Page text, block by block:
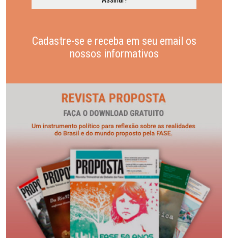
Cadastre-se e receba em seu email os
nossos informativos